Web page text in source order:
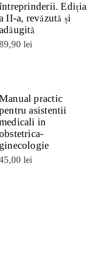
VEZI
DETALII
Ediția
II-a, revăzută și
lei
VEZI
practic
asistentii
in
ginecologie
lei